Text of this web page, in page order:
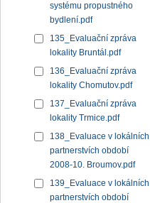
systému propustného
bydlení.pdf
135_Evaluační zpráva
lokality Bruntál.pdf
136_Evaluační zpráva
lokality Chomutov.pdf
137_Evaluační zpráva
lokality Trmice.pdf
138_Evaluace v lokálních
partnerstvích období
2008-10. Broumov.pdf
139_Evaluace v lokálních
partnerstvích období